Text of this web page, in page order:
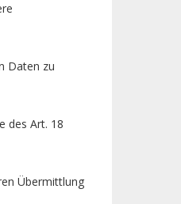
Daten zu
des Art. 18
Übermittlung